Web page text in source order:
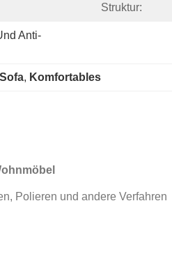
Struktur:
Anti-
, Komfortables
Polieren und andere Verfahren